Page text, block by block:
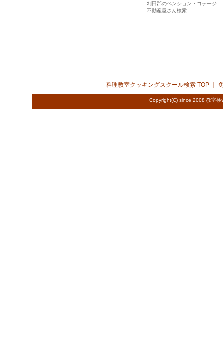
刈田郡のペンション・コテージ
不動産屋さん検索
料理教室クッキングスクール検索TOP ｜
Copyright(C) since 2008 教室検